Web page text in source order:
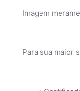
Imagem
Para sua maior